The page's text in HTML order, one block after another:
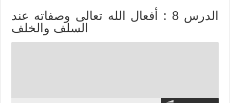
الدرس 8 : أفعال الله تعالى وصفاته عند
السلف والخلف